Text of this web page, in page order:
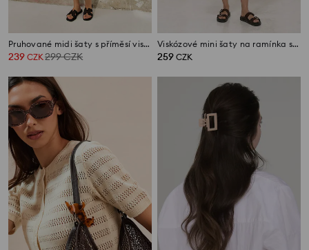
Pruhované midi šaty s příměsí viskózy
239 CZK299CZK
Viskózové mini šaty na ramínka s puntíkovaným vzorem
259 CZK